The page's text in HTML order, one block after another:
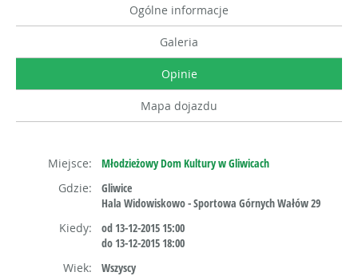
Ogólne informacje
Galeria
Opinie
Mapa dojazdu
Miejsce:
Młodzieżowy Dom Kultury w Gliwicach
Gdzie:
Gliwice
Hala Widowiskowo - Sportowa Górnych Wałów 29
Kiedy:
od 13-12-2015 15:00
do 13-12-2015 18:00
Wiek:
Wszyscy